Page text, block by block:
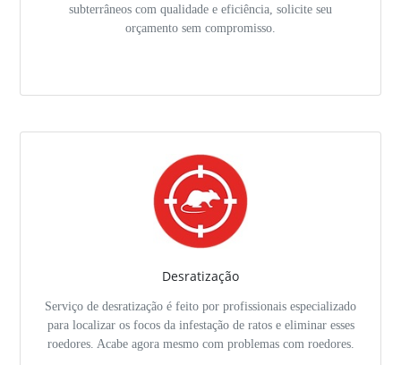
subterrâneos com qualidade e eficiência, solicite seu
orçamento sem compromisso.
Desratização
Serviço de desratização é feito por profissionais especializado
para localizar os focos da infestação de ratos e eliminar esses
roedores. Acabe agora mesmo com problemas com roedores.